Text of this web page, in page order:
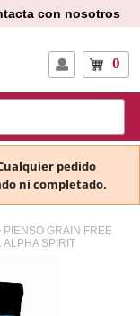
con nosotros
0
pedido
ni completado.
PIENSO GRAIN FREE
ALPHA SPIRIT